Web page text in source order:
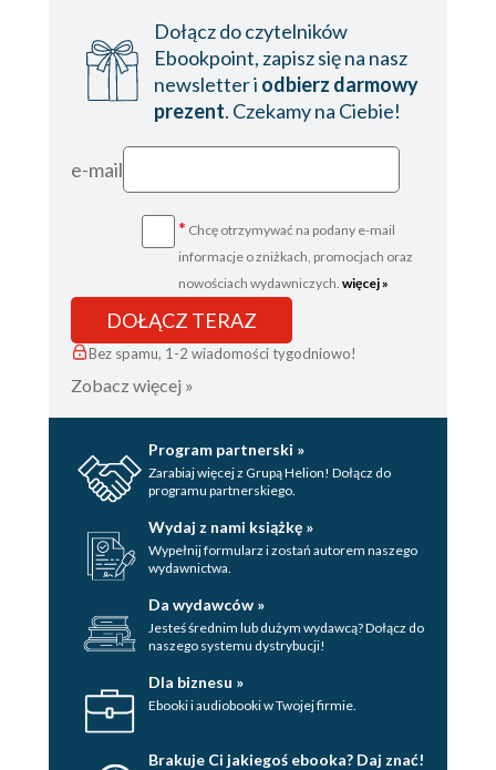
Dołącz do czytelników
Ebookpoint, zapisz się na nasz
newsletter i odbierz darmowy
prezent. Czekamy na Ciebie!
e-mail
* Chcę otrzymywać na podany e-mail
informacje o zniżkach, promocjach oraz
nowościach wydawniczych. więcej »
DOŁĄCZ TERAZ
Bez spamu, 1-2 wiadomości tygodniowo!
Zobacz więcej »
Program partnerski »
Zarabiaj więcej z Grupą Helion! Dołącz do
programu partnerskiego.
Wydaj z nami książkę »
Wypełnij formularz i zostań autorem naszego
wydawnictwa.
Da wydawców »
Jesteś średnim lub dużym wydawcą? Dołącz do
naszego systemu dystrybucji!
Dla biznesu »
Ebooki i audiobooki w Twojej firmie.
Brakuje Ci jakiegoś ebooka? Daj znać!